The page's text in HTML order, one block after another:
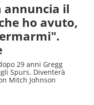
annuncia il
ho avuto,
29 anni Gregg
Spurs. Diventerà
Mitch Johnson